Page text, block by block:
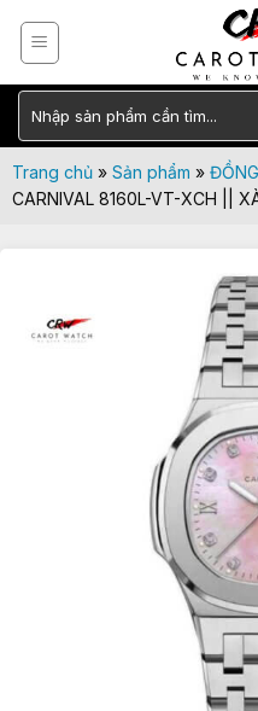
Tìm
kiếm:
Trang chủ» Sản phẩm »
CARNIVAL 8160L-VT-XCH ||